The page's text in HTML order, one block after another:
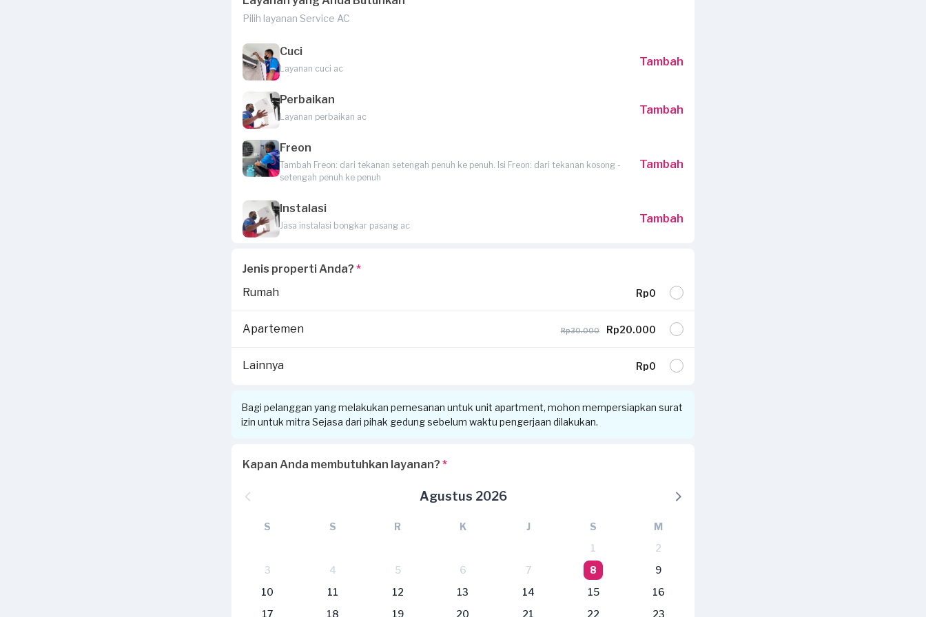
Pilih layanan Service AC
Cuci
Layanan cuci ac
Tambah
Perbaikan
Layanan perbaikan ac
Tambah
Freon
Tambah Freon: dari tekanan setengah penuh ke penuh. Isi Freon: dari tekanan kosong -
setengah penuh ke penuh
Tambah
Instalasi
Jasa instalasi bongkar pasang ac
Tambah
Jenis properti Anda? *
Rumah
Rp0
Apartemen Rp30.000 Rp20.000
Lainnya Rp0
Bagi pelanggan yang melakukan pemesanan untuk unit apartment, mohon mempersiapkan surat
izin untuk mitra Sejasa dari pihak gedung sebelum waktu pengerjaan dilakukan.
Kapan Anda membutuhkan layanan? *
Agustus 2026
S S R K J S
M
1
2
3
4 5 6 7 8
9
10
11 12 13 14 15
16
17
18 19 20 21 22 23